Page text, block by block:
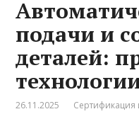
подачи и
деталей:
26.11.2025 Сертификация